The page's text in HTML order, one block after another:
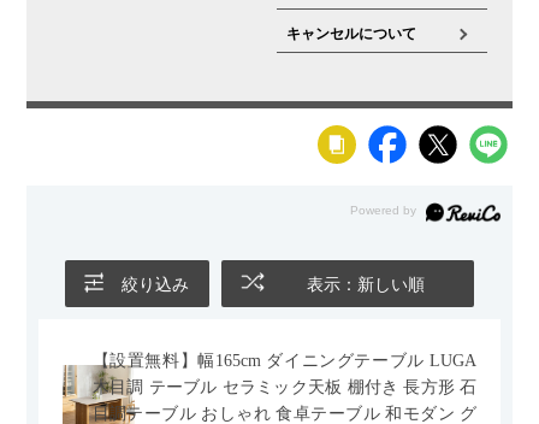
キャンセルについて
絞り込み 表示：新しい順
【設置無料】幅165cm ダイニングテーブル LUGA
木目調 テーブル セラミック天板 棚付き 長方形 石
目調テーブル おしゃれ 食卓テーブル 和モダン グ